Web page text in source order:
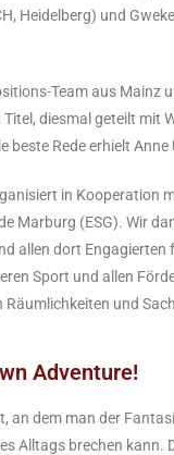
Heidelberg) und
Team aus Mainz
diesmal geteilt mit
beste Rede erhielt Anne
in Kooperation
Marburg (ESG). Wir
allen dort Engagierten
Sport und allen
Räumlichkeiten und
Adventure!
an dem man der
Alltags brechen kann.